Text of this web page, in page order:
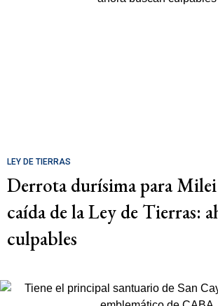
LEY DE TIERRAS
Derrota durísima para
caída de la Ley de Tierras:
culpables